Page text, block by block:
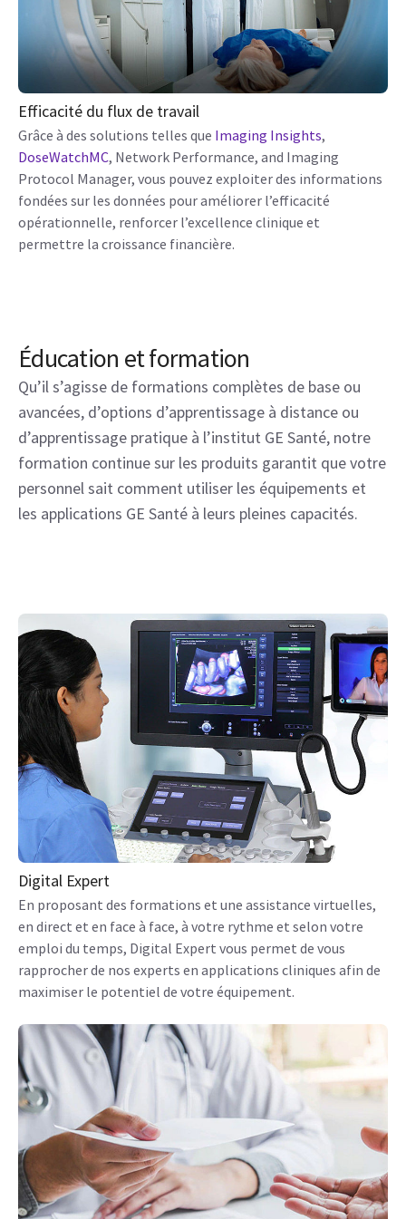
Efficacité du flux de travail
Grâce à des solutions telles que Imaging Insights,
DoseWatchMC, Network Performance, and Imaging
Protocol Manager, vous pouvez exploiter des informations
fondées sur les données pour améliorer l’efficacité
opérationnelle, renforcer l’excellence clinique et
permettre la croissance financière.
Éducation et formation
Qu’il s’agisse de formations complètes de base ou
avancées, d’options d’apprentissage à distance ou
d’apprentissage pratique à l’institut GE Santé, notre
formation continue sur les produits garantit que votre
personnel sait comment utiliser les équipements et
les applications GE Santé à leurs pleines capacités.
Digital Expert
En proposant des formations et une assistance virtuelles,
en direct et en face à face, à votre rythme et selon votre
emploi du temps, Digital Expert vous permet de vous
rapprocher de nos experts en applications cliniques afin de
maximiser le potentiel de votre équipement.